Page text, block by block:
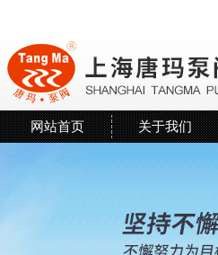
网站首页 关于我们